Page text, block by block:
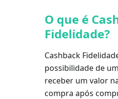
O que é
Fidelidade?
Cashback
possibilidade de
receber um valor
compra após